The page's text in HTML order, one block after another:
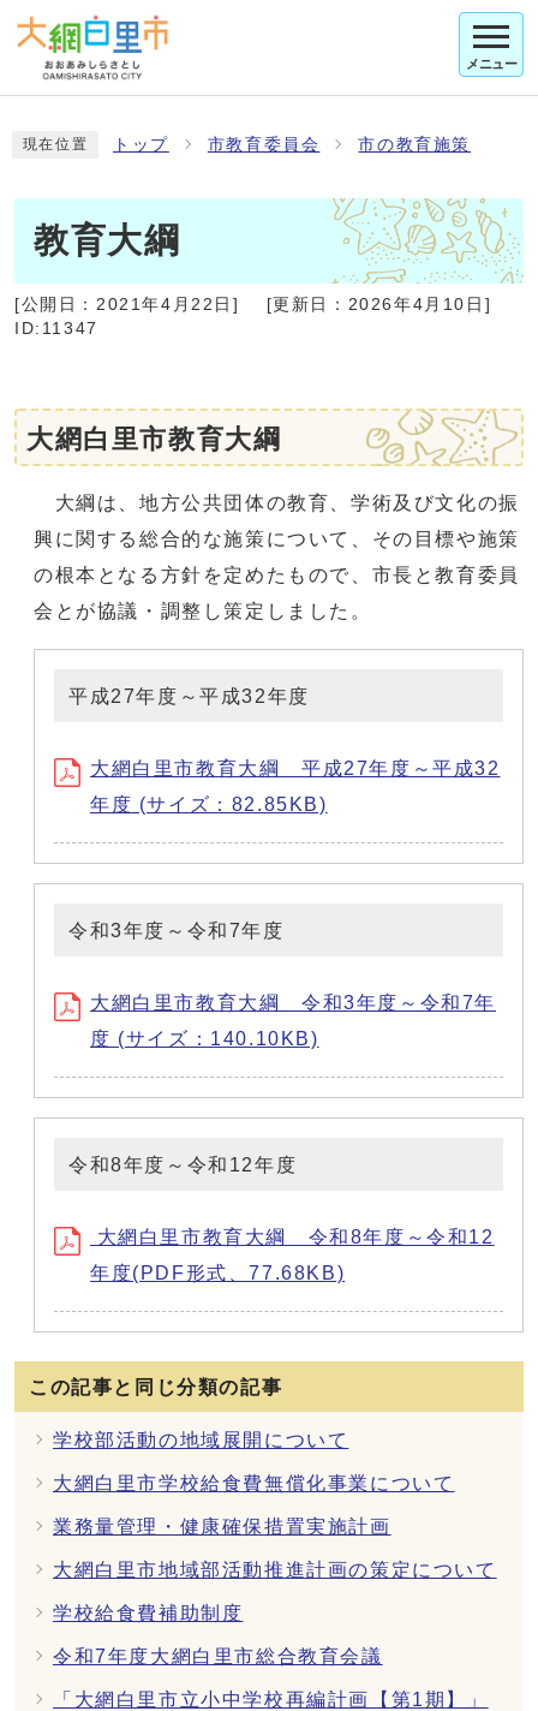
メニュー
現在位置 トップ 市教育委員会 市の教育施策
教育大綱
[公開日： 2021年4月22日 ] [更新日： 2026年4月10日 ]
ID:11347
大網白里市教育大綱
大綱は、地方公共団体の教育、学術及び文化の振
興に関する総合的な施策について、その目標や施策
の根本となる方針を定めたもので、市長と教育委員
会とが協議・調整し策定しました。
平成27年度～平成32年度
大網白里市教育大綱 平成27年度～平成32
年度 (サイズ：82.85KB)
令和3年度～令和7年度
大網白里市教育大綱 令和3年度～令和7年
度 (サイズ：140.10KB)
令和8年度～令和12年度
大網白里市教育大綱 令和8年度～令和12
年度(PDF形式、77.68KB)
この記事と同じ分類の記事
学校部活動の地域展開について
大網白里市学校給食費無償化事業について
業務量管理・健康確保措置実施計画
大網白里市地域部活動推進計画の策定について
学校給食費補助制度
令和7年度大網白里市総合教育会議
「大網白里市立小中学校再編計画【第1期】」